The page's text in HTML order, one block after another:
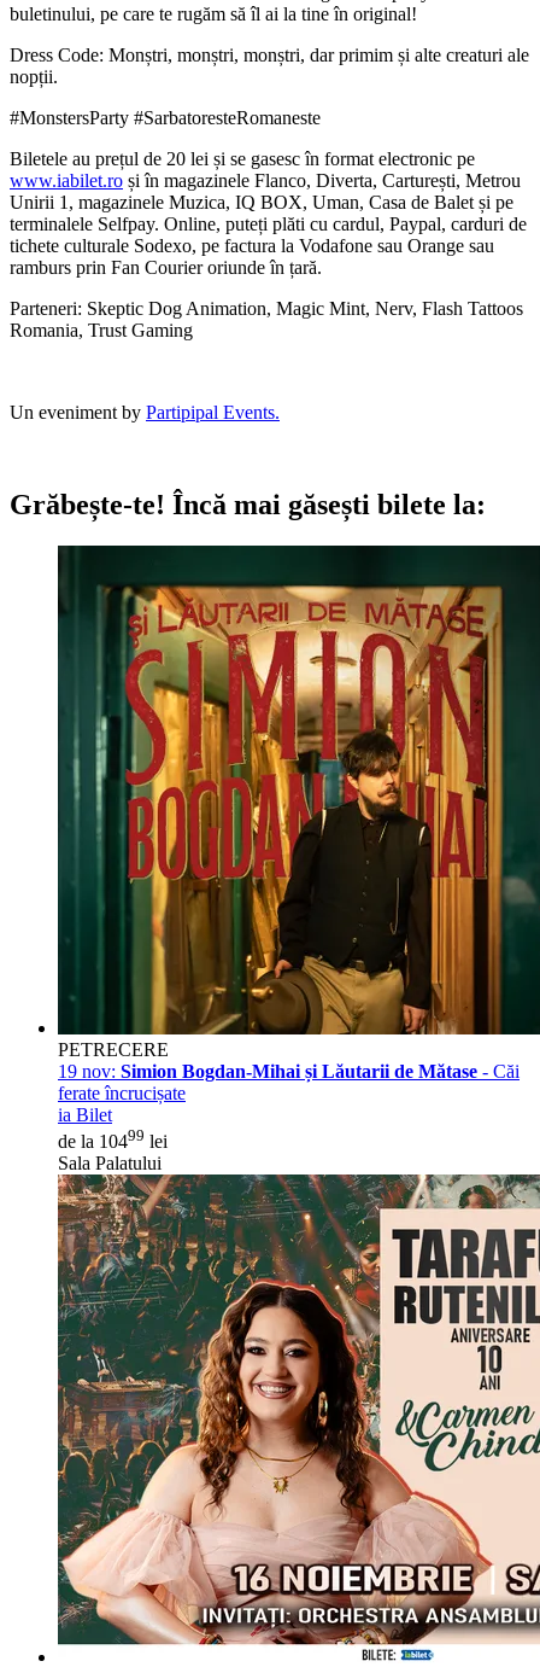
buletinului, pe care te rugăm să îl ai la tine în original!
Dress Code: Monștri, monștri, monștri, dar primim și alte creaturi ale
nopții.
#MonstersParty #SarbatoresteRomaneste
Biletele au prețul de 20 lei și se gasesc în format electronic pe
www.iabilet.ro și în magazinele Flanco, Diverta, Carturești, Metrou
Unirii 1, magazinele Muzica, IQ BOX, Uman, Casa de Balet și pe
terminalele Selfpay. Online, puteți plăti cu cardul, Paypal, carduri de
tichete culturale Sodexo, pe factura la Vodafone sau Orange sau
ramburs prin Fan Courier oriunde în țară.
Parteneri: Skeptic Dog Animation, Magic Mint, Nerv, Flash Tattoos
Romania, Trust Gaming
Un eveniment by Partipipal Events.
Grăbește-te! Încă mai găsești bilete la:
PETRECERE
19 nov: Simion Bogdan-Mihai și Lăutarii de Mătase - Căi
ferate încrucișate
ia Bilet
de la 10499 lei
Sala Palatului